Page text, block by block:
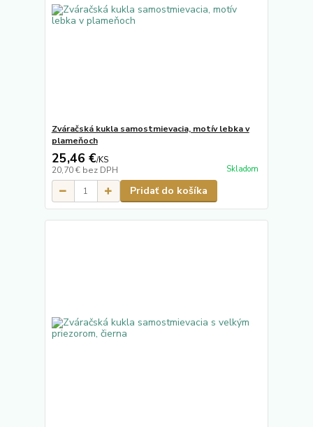
Zváračská kukla samostmievacia, motív lebka v
plameňoch
25,46 €/KS
20,70 € bez DPH Skladom
Pridať do košíka